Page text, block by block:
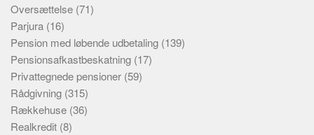
Oversættelse (71)
Parjura (16)
Pension med løbende udbetaling (139)
Pensionsafkastbeskatning (17)
Privattegnede pensioner (59)
Rådgivning (315)
Rækkehuse (36)
Realkredit (8)